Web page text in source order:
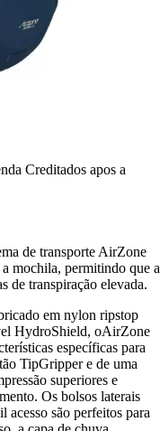
Creditados apos a
de transporte AirZone
mochila, permitindo que a
de transpiração elevada.
em nylon ripstop
HydroShield, oAirZone
específicas para
TipGripper e de uma
superiores e
Os bolsos laterais
acesso são perfeitos para